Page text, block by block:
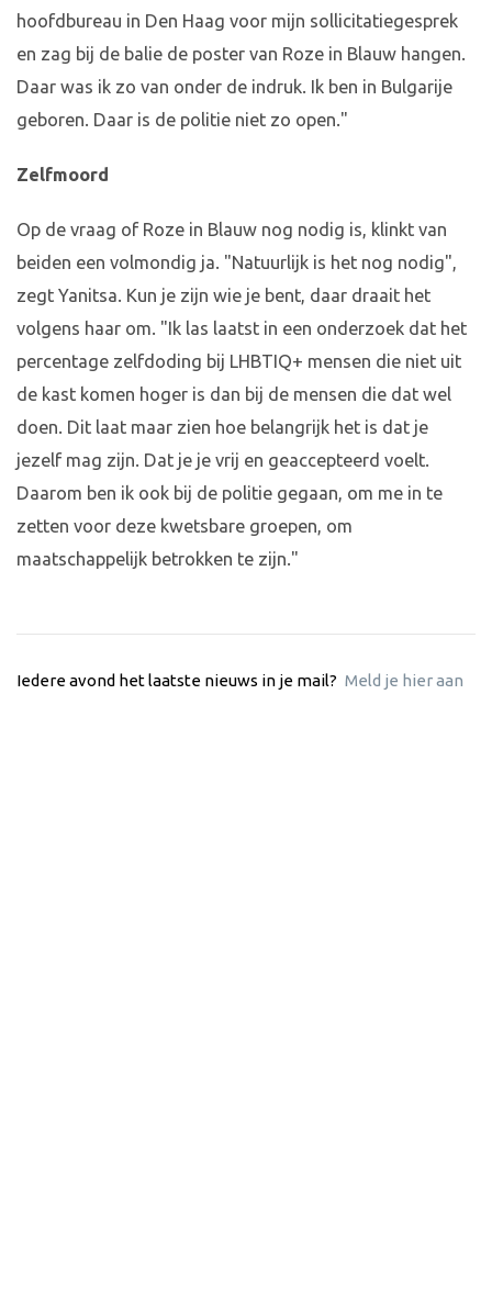
hoofdbureau in Den Haag voor mijn sollicitatiegesprek
en zag bij de balie de poster van Roze in Blauw hangen.
Daar was ik zo van onder de indruk. Ik ben in Bulgarije
geboren. Daar is de politie niet zo open."
Zelfmoord
Op de vraag of Roze in Blauw nog nodig is, klinkt van
beiden een volmondig ja. "Natuurlijk is het nog nodig",
zegt Yanitsa. Kun je zijn wie je bent, daar draait het
volgens haar om. "Ik las laatst in een onderzoek dat het
percentage zelfdoding bij LHBTIQ+ mensen die niet uit
de kast komen hoger is dan bij de mensen die dat wel
doen. Dit laat maar zien hoe belangrijk het is dat je
jezelf mag zijn. Dat je je vrij en geaccepteerd voelt.
Daarom ben ik ook bij de politie gegaan, om me in te
zetten voor deze kwetsbare groepen, om
maatschappelijk betrokken te zijn."
Iedere avond het laatste nieuws in je mail? Meld je hier aan